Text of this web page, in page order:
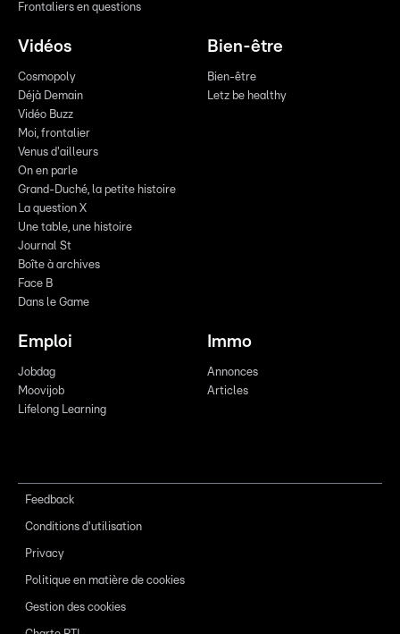
Frontaliers en questions
Vidéos
Cosmopoly
Déjà Demain
Vidéo Buzz
Moi, frontalier
Venus d'ailleurs
On en parle
Grand-Duché, la petite histoire
La question X
Une table, une histoire
Journal St
Boîte à archives
Face B
Dans le Game
Bien-être
Bien-être
Letz be healthy
Emploi
Jobdag
Moovijob
Lifelong Learning
Immo
Annonces
Articles
Feedback
Conditions d'utilisation
Privacy
Politique en matière de cookies
Gestion des cookies